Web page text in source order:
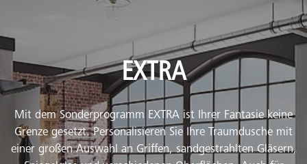
EXTRA
Mit dem Sonderprogramm EXTRA ist Ihrer Fantasie keine
Grenze gesetzt. Personalisieren Sie Ihre Traumdusche mit
einer großen Auswahl an Griffen, sandgestrahlten Gläsern,